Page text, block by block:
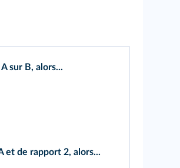
sur B, alors...
et de rapport 2, alors...